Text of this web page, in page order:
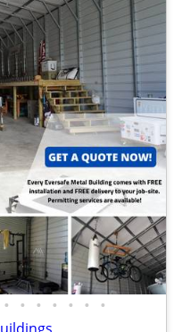
• • • • • • •